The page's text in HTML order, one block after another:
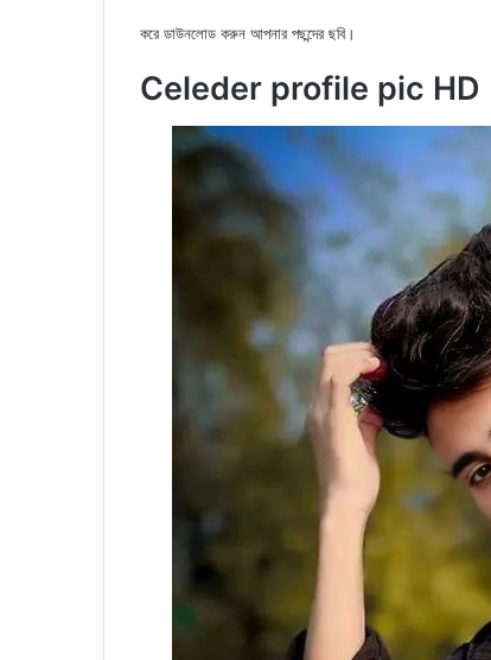
করে ডাউনলোড করুন আপনার পছন্দের ছবি।
Celeder profile pic HD